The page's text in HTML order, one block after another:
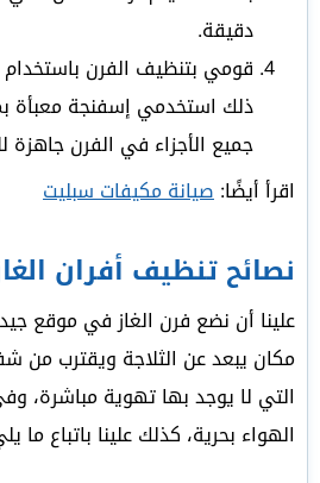
دقيقة.
قومي بتنظيف الفرن
ذلك استخدمي إسفنجة معبأة
جميع الأجزاء في الفرن جاهزة
اقرأ أيضًا:صيانة مكيفات سبليت
نصائح تنظيف أفران
علينا أن نضع فرن الغاز في موقع
مكان يبعد عن الثلاجة ويقترب من
التي لا يوجد بها تهوية مباشرة،
الهواء بحرية، كذلك علينا باتباع ما